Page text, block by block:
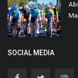
SOCIAL MEDIA